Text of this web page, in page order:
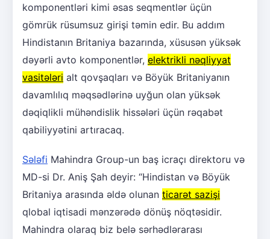
komponentləri kimi əsas seqmentlər üçün
gömrük rüsumsuz girişi təmin edir. Bu addım
Hindistanın Britaniya bazarında, xüsusən yüksək
dəyərli avto komponentlər, elektrikli nəqliyyat
vasitələri alt qovşaqları və Böyük Britaniyanın
davamlılıq məqsədlərinə uyğun olan yüksək
dəqiqlikli mühəndislik hissələri üçün rəqabət
qabiliyyətini artıracaq.
Sələfi Mahindra Group-un baş icraçı direktoru və
MD-si Dr. Aniş Şah deyir: “Hindistan və Böyük
Britaniya arasında əldə olunan ticarət sazişi
qlobal iqtisadi mənzərədə dönüş nöqtəsidir.
Mahindra olaraq biz belə sərhədlərarası